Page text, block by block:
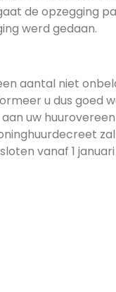
de opzegging
werd gedaan.
aantal niet
u dus goed
uw
vanaf 1